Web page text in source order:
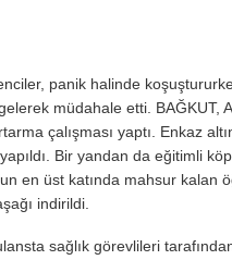
panik halinde
müdahale etti. BAĞKUT,
çalışması yaptı. Enkaz
Bir yandan da eğitimli
en üst katında mahsur kalan
indirildi.
sağlık görevlileri